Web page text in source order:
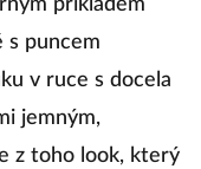
sportovním
příkladem
s puncem
v ruce s docela
jemným,